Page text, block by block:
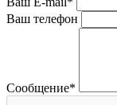
Ваш телефон
Сообщение*